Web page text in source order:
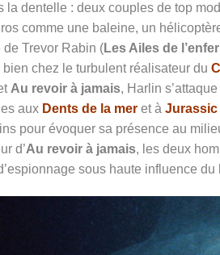
la dentelle : deux couples de top
comme une baleine, un
de Trevor Rabin (Les Ailes de l’enfer
bien chez le turbulent réalisateur du
Au revoir à jamais, Harlin
aux Dents de la mer et à Jurassic
pour évoquer sa présence au
d’Au revoir à jamais, les deux
sous haute influence du